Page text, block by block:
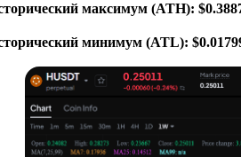
максимум (ATH):
минимум (ATL):